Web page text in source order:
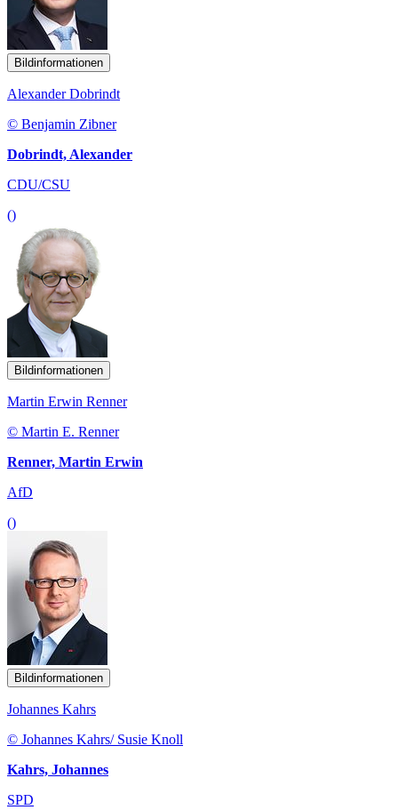
Bildinformationen
Alexander Dobrindt
© Benjamin Zibner
Dobrindt, Alexander
CDU/CSU
()
Bildinformationen
Martin Erwin Renner
© Martin E. Renner
Renner, Martin Erwin
AfD
()
Bildinformationen
Johannes Kahrs
© Johannes Kahrs/ Susie Knoll
Kahrs, Johannes
SPD